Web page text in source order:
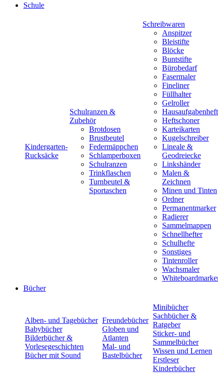
Schule
Kindergarten-
Rucksäcke
Schulranzen &
Zubehör
Brotdosen
Brustbeutel
Federmäppchen
Schlamperboxen
Schulranzen
Trinkflaschen
Turnbeutel &
Sportaschen
Schreibwaren
Anspitzer
Bleistifte
Blöcke
Buntstifte
Bürobedarf
Fasermaler
Fineliner
Füllhalter
Gelroller
Hausaufgabenheft
Heftschoner
Karteikarten
Kugelschreiber
Lineale &
Geodreiecke
Linkshänder
Malen &
Zeichnen
Minen und Tinten
Ordner
Permanentmarker
Radierer
Sammelmappen
Schnellhefter
Schulhefte
Sonstiges
Tintenroller
Wachsmaler
Bücher
Alben- und Tagebücher
Babybücher
Bilderbücher &
Vorlesegeschichten
Bücher mit Sound
Freundebücher
Globen und
Atlanten
Mal- und
Bastelbücher
Minibücher
Sachbücher &
Ratgeber
Sticker- und
Sammelbücher
Wissen und Lernen
Erstleser
Kinderbücher